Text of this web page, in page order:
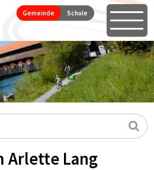
Gemeinde Schule
Arlette Lang